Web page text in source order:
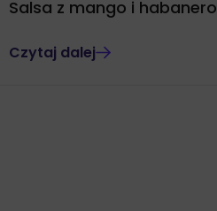
Salsa z mango i habanero
Czytaj dalej